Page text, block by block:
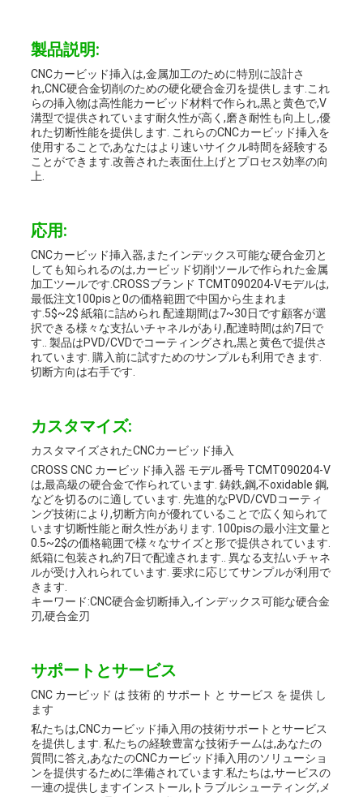
PRIVACY
POLICY
製品説明:
CNCカービッド挿入は,金属加工のために特別に設計さ
れ,CNC硬合金切削のための硬化硬合金刃を提供します.これ
らの挿入物は高性能カービッド材料で作られ,黒と黄色で,V
溝型で提供されています耐久性が高く,磨き耐性も向上し,優
れた切断性能を提供します. これらのCNCカービッド挿入を
使用することで,あなたはより速いサイクル時間を経験する
ことができます.改善された表面仕上げとプロセス効率の向
上.
応用:
CNCカービッド挿入器,またインデックス可能な硬合金刃と
しても知られるのは,カービッド切削ツールで作られた金属
加工ツールです.CROSSブランド TCMT090204-Vモデルは,
最低注文100pisと0の価格範囲で中国から生まれま
す.5$~2$ 紙箱に詰められ 配達期間は7~30日です顧客が選
択できる様々な支払いチャネルがあり,配達時間は約7日で
す.. 製品はPVD/CVDでコーティングされ,黒と黄色で提供さ
れています. 購入前に試すためのサンプルも利用できます.
切断方向は右手です.
カスタマイズ:
カスタマイズされたCNCカービッド挿入
CROSS CNC カービッド挿入器 モデル番号 TCMT090204-V
は,最高級の硬合金で作られています. 鋳鉄,鋼,不oxidable 鋼,
などを切るのに適しています. 先進的なPVD/CVDコーティ
ング技術により,切断方向が優れていることで広く知られて
います切断性能と耐久性があります. 100pisの最小注文量と
0.5~2$の価格範囲で様々なサイズと形で提供されています.
紙箱に包装され,約7日で配達されます.. 異なる支払いチャネ
ルが受け入れられています. 要求に応じてサンプルが利用で
きます.
キーワード:CNC硬合金切断挿入,インデックス可能な硬合金
刃,硬合金刃
サポートとサービス
CNC カービッド は 技術 的 サポート と サービス を 提供 し
ます
私たちは,CNCカービッド挿入用の技術サポートとサービス
を提供します. 私たちの経験豊富な技術チームは,あなたの
質問に答え,あなたのCNCカービッド挿入用のソリューショ
ンを提供するために準備されています.私たちは,サービスの
一連の提供しますインストール,トラブルシューティング,メ